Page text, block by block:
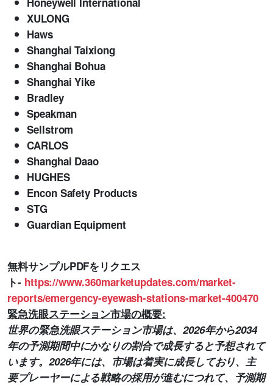
XULONG
Haws
Shanghai Taixiong
Shanghai Bohua
Shanghai Yike
Bradley
Speakman
Sellstrom
CARLOS
Shanghai Daao
HUGHES
Encon Safety Products
STG
Guardian Equipment
無料サンプルPDFをリクエス
ト- https://www.360marketupdates.com/market-
reports/emergency-eyewash-stations-market-400470
緊急洗眼ステーション市場の概要:
世界の緊急洗眼ステーション市場は、2026年から2034
年の予測期間中にかなりの割合で成長すると予想されて
います。2026年には、市場は着実に成長しており、主
要プレーヤーによる戦略の採用が進むにつれて、予測期